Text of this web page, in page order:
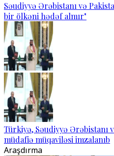
Səudiyyə Ərəbistanı və
bir ölkəni hədəf almır"
Türkiyə, Səudiyyə Ərəbistanı
müdafiə müqaviləsi imzalanıb
Araşdırma